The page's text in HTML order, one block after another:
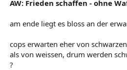
AW: Frieden schaffen - ohne
am ende liegt es bloss an der
cops erwarten eher von
als von weissen, drum werden
?